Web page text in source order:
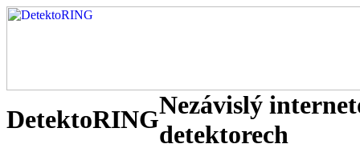
DetektoRINGNezávislý
detektorech